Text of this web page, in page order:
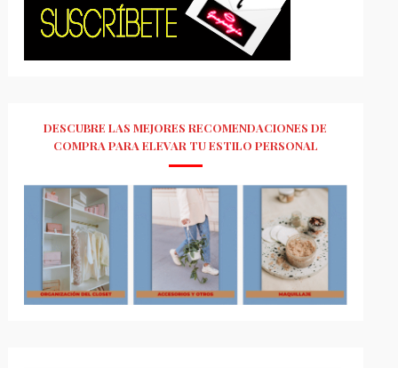
DESCUBRE LAS MEJORES RECOMENDACIONES DE
COMPRA PARA ELEVAR TU ESTILO PERSONAL